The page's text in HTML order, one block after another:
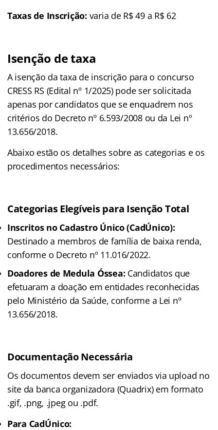
Taxas de Inscrição: varia de R$ 49 a R$ 62
Isenção de taxa
A isenção da taxa de inscrição para o concurso
CRESS RS (Edital nº 1/2025) pode ser solicitada
apenas por candidatos que se enquadrem nos
critérios do Decreto nº 6.593/2008 ou da Lei nº
13.656/2018.
Abaixo estão os detalhes sobre as categorias e os
procedimentos necessários:
Categorias Elegíveis para Isenção Total
Inscritos no Cadastro Único (CadÚnico):
Destinado a membros de família de baixa renda,
conforme o Decreto nº 11.016/2022.
Doadores de Medula Óssea: Candidatos que
efetuaram a doação em entidades reconhecidas
pelo Ministério da Saúde, conforme a Lei nº
13.656/2018.
Documentação Necessária
Os documentos devem ser enviados via upload no
site da banca organizadora (Quadrix) em formato
.gif, .png, .jpeg ou .pdf.
Para CadÚnico: